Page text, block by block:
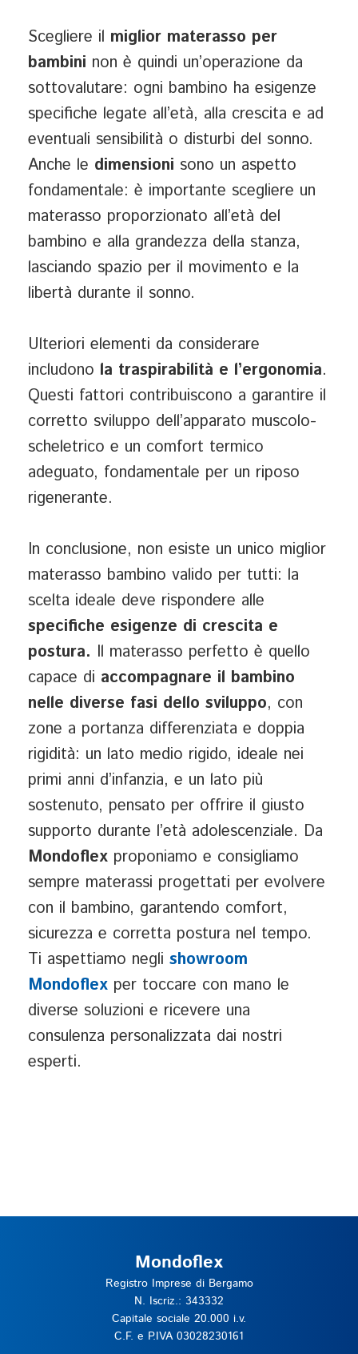
Scegliere il miglior materasso per
bambini non è quindi un’operazione da
sottovalutare: ogni bambino ha esigenze
specifiche legate all’età, alla crescita e ad
eventuali sensibilità o disturbi del sonno.
Anche le dimensioni sono un aspetto
fondamentale: è importante scegliere un
materasso proporzionato all’età del
bambino e alla grandezza della stanza,
lasciando spazio per il movimento e la
libertà durante il sonno.
Ulteriori elementi da considerare
includono la traspirabilità e l’ergonomia.
Questi fattori contribuiscono a garantire il
corretto sviluppo dell’apparato muscolo-
scheletrico e un comfort termico
adeguato, fondamentale per un riposo
rigenerante.
In conclusione, non esiste un unico miglior
materasso bambino valido per tutti: la
scelta ideale deve rispondere alle
specifiche esigenze di crescita e
postura. Il materasso perfetto è quello
capace di accompagnare il bambino
nelle diverse fasi dello sviluppo, con
zone a portanza differenziata e doppia
rigidità: un lato medio rigido, ideale nei
primi anni d’infanzia, e un lato più
sostenuto, pensato per offrire il giusto
supporto durante l’età adolescenziale. Da
Mondoflex proponiamo e consigliamo
sempre materassi progettati per evolvere
con il bambino, garantendo comfort,
sicurezza e corretta postura nel tempo.
Ti aspettiamo negli showroom
Mondoflex per toccare con mano le
diverse soluzioni e ricevere una
consulenza personalizzata dai nostri
esperti.
Mondoflex
Registro Imprese di Bergamo
N. Iscriz.: 343332
Capitale sociale 20.000 i.v.
C.F. e P.IVA 03028230161